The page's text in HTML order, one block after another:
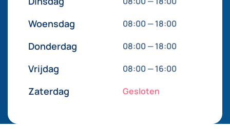
Woensdag 08:00—18:00
Donderdag 08:00—18:00
Vrijdag 08:00—16:00
Zaterdag Gesloten